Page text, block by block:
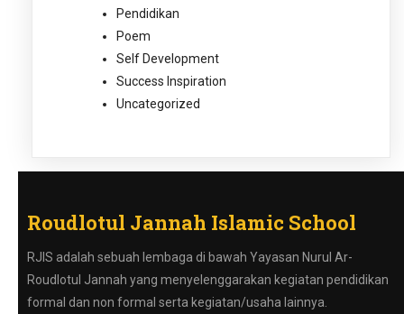
Pendidikan
Poem
Self Development
Success Inspiration
Uncategorized
Roudlotul Jannah Islamic School
RJIS adalah sebuah lembaga di bawah Yayasan Nurul Ar-
Roudlotul Jannah yang menyelenggarakan kegiatan pendidikan
formal dan non formal serta kegiatan/usaha lainnya.